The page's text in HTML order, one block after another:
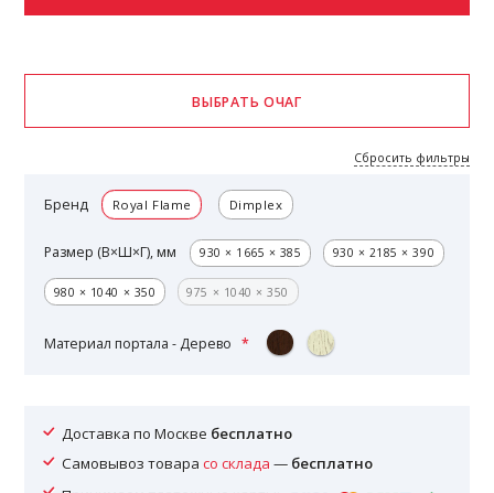
Бренд Royal Flame Dimplex
Размер (В×Ш×Г), мм 930 × 1665 × 385 930 × 2185 × 390
980 × 1040 × 350 975 × 1040 × 350
Материал портала - Дерево
Сбросить фильтры
Доставка по Москве бесплатно
Самовывоз товарасо склада — бесплатно